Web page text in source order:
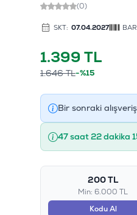
(0)
SKT: 07.04.2027
1.399TL
1.646TL-%15
Bir sonraki
47 saat 22 dakika
200 TL
Min: 6.000 TL
Kodu Al